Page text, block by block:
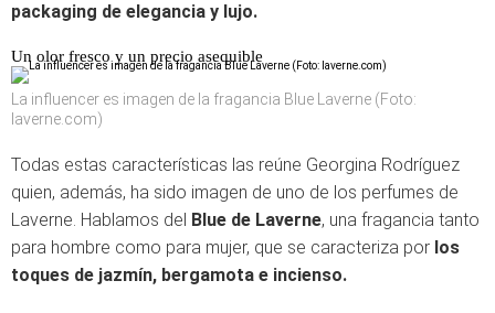
packaging de elegancia y lujo.
Un olor fresco y un precio asequible
La influencer es imagen de la fragancia Blue Laverne (Foto:
laverne.com)
Todas estas características las reúne Georgina Rodríguez
quien, además, ha sido imagen de uno de los perfumes de
Laverne. Hablamos del Blue de Laverne, una fragancia tanto
para hombre como para mujer, que se caracteriza por los
toques de jazmín, bergamota e incienso.